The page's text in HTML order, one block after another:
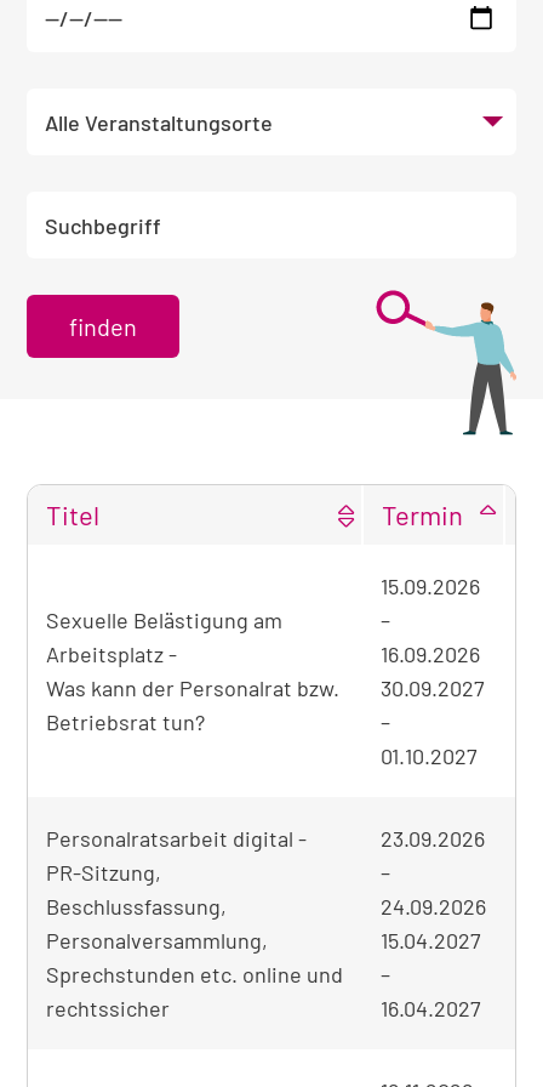
der
gefundenen
Seminare
Titel Termin
Sexuelle Belästigung am
Arbeitsplatz -
Was kann der Personalrat bzw.
Betriebsrat tun?
15.09.2026
–
16.09.2026
30.09.2027
–
01.10.2027
Personalratsarbeit digital -
PR-Sitzung,
Beschlussfassung,
Personalversammlung,
Sprechstunden etc. online und
rechtssicher
23.09.2026
–
24.09.2026
15.04.2027
–
16.04.2027